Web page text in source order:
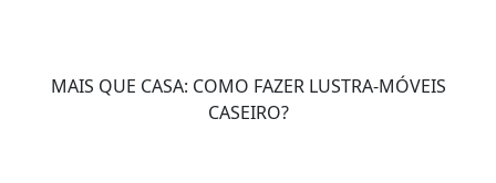
MAIS QUE CASA: COMO FAZER LUSTRA-MÓVEIS
CASEIRO?